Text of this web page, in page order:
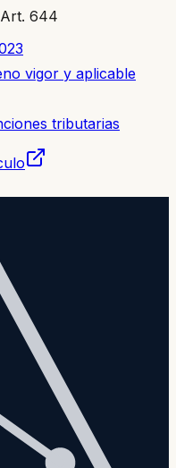
Art. 644
vigor y aplicable
tributarias